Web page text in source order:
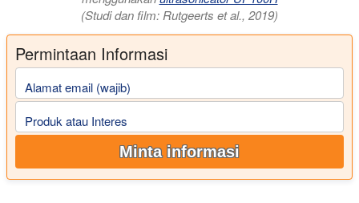
(Studi dan film: Rutgeerts et al., 2019)
Permintaan Informasi
Alamat email (wajib)
Produk atau Interes
Minta informasi